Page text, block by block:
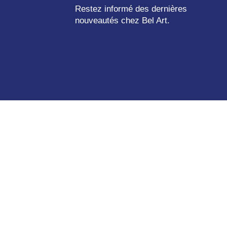
Restez informé des dernières
nouveautés chez Bel Art.